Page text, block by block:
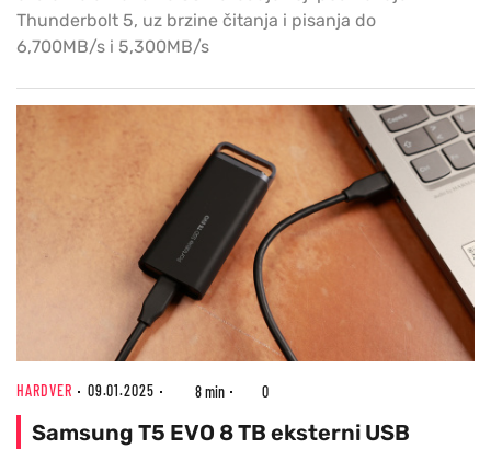
Thunderbolt 5, uz brzine čitanja i pisanja do
6,700MB/s i 5,300MB/s
HARDVER 09.01.2025 8 min 0
Samsung T5 EVO 8 TB eksterni USB